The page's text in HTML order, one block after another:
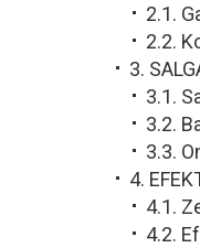
2.1.
2.2.
3.
3.1.
3.2.
3.3.
4.
4.1.
4.2.